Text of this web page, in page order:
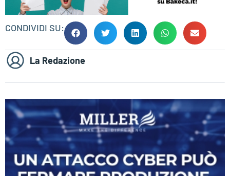
CONDIVIDI SU:
La Redazione